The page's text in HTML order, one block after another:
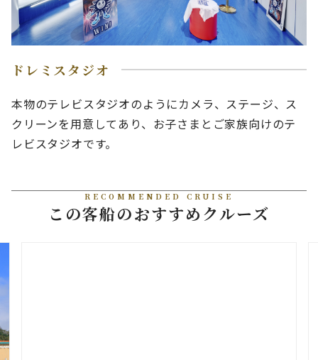
ドレミスタジオ
本物のテレビスタジオのようにカメラ、ステージ、ス
クリーンを用意してあり、お子さまとご家族向けのテ
レビスタジオです。
RECOMMENDED CRUISE
この客船のおすすめクルーズ